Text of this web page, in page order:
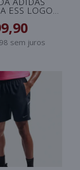
ESS LOGO
- AZUL
sem juros